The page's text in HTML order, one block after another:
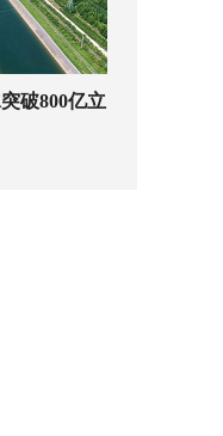
破800亿立